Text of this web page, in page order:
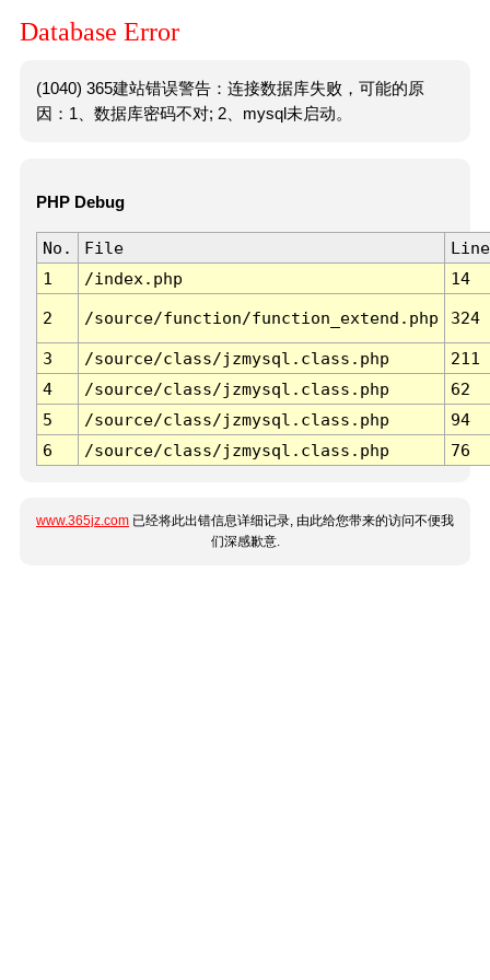
Database Error
(1040) 365建站错误警告：连接数据库失败，可能的原
因：1、数据库密码不对; 2、mysql未启动。
PHP Debug
No. File
Line
1
/index.php 14
2 /source/function/function_extend.php 324
3 /source/class/jzmysql.class.php
211
4
/source/class/jzmysql.class.php
62
5
/source/class/jzmysql.class.php
94
6
/source/class/jzmysql.class.php 76
www.365jz.com 已经将此出错信息详细记录, 由此给您带来的访问不便我
们深感歉意.